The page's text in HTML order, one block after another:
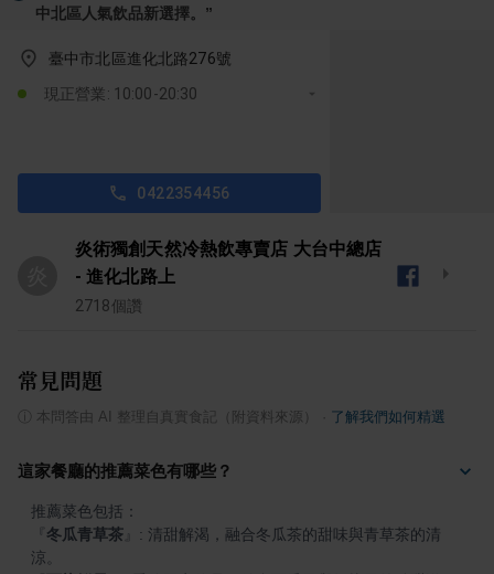
中北區人氣飲品新選擇。 ”
臺中市北區進化北路276號
現正營業: 10:00-20:30
0422354456
炎術獨創天然冷熱飲專賣店 大台中總店
- 進化北路上
2718個讚
常見問題
本問答由 AI 整理自真實食記（附資料來源） 了解我們如何精選
這家餐廳的推薦菜色有哪些？
冬瓜青草茶
: 清甜解渴，融合冬瓜茶的甜味與青草茶的清